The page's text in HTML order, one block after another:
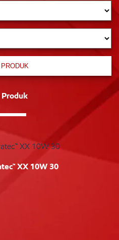
XX 10W 30